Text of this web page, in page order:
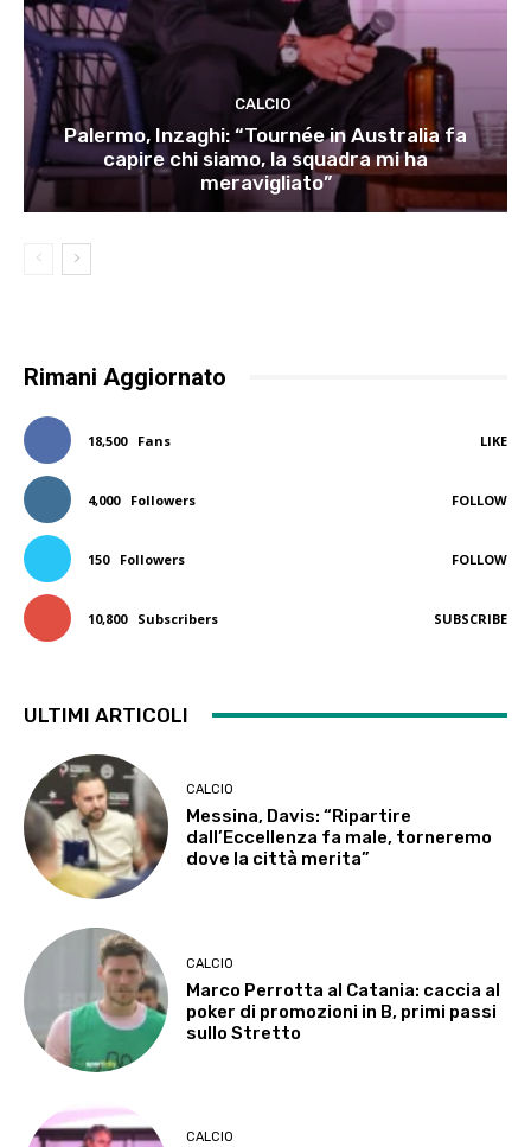
CALCIO
Palermo, Inzaghi: “Tournée in Australia fa
capire chi siamo, la squadra mi ha
meravigliato”
Rimani Aggiornato
18,500 Fans LIKE
4,000 Followers FOLLOW
150 Followers FOLLOW
10,800 Subscribers SUBSCRIBE
ULTIMI ARTICOLI
CALCIO
Messina, Davis: “Ripartire
dall’Eccellenza fa male, torneremo
dove la città merita”
CALCIO
Marco Perrotta al Catania: caccia al
poker di promozioni in B, primi passi
sullo Stretto
CALCIO